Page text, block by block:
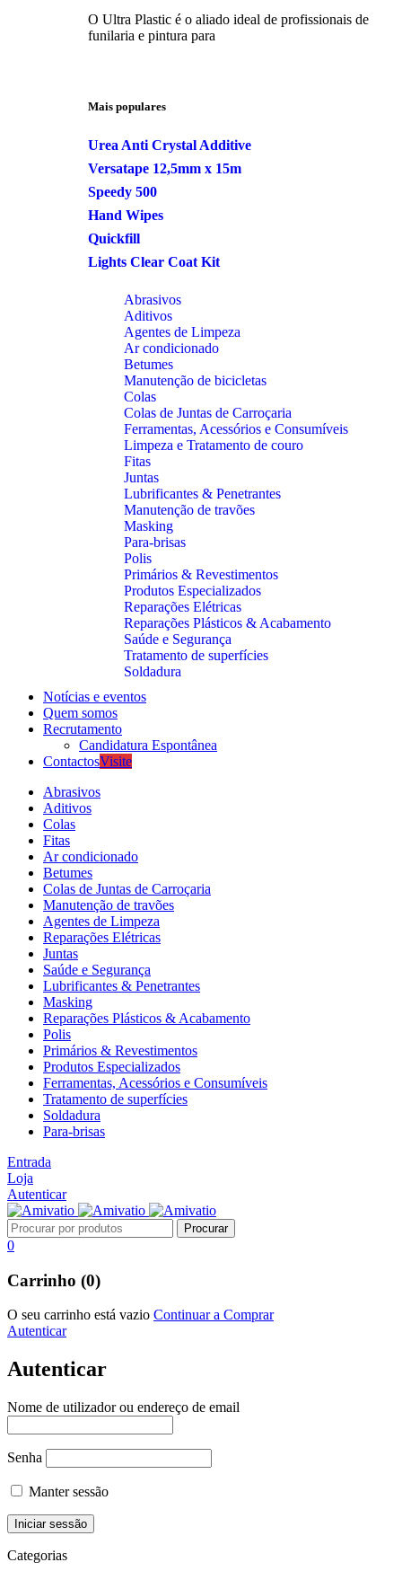
O Ultra Plastic é o aliado ideal de profissionais de
funilaria e pintura para
Mais populares
Urea Anti Crystal Additive
Versatape 12,5mm x 15m
Speedy 500
Hand Wipes
Quickfill
Lights Clear Coat Kit
Abrasivos
Aditivos
Agentes de Limpeza
Ar condicionado
Betumes
Manutenção de bicicletas
Colas
Colas de Juntas de Carroçaria
Ferramentas, Acessórios e Consumíveis
Limpeza e Tratamento de couro
Fitas
Juntas
Lubrificantes & Penetrantes
Manutenção de travões
Masking
Para-brisas
Polis
Primários & Revestimentos
Produtos Especializados
Reparações Elétricas
Reparações Plásticos & Acabamento
Saúde e Segurança
Tratamento de superfícies
Soldadura
Notícias e eventos
Quem somos
Recrutamento
Candidatura Espontânea
ContactosVisite
Abrasivos
Aditivos
Colas
Fitas
Ar condicionado
Betumes
Colas de Juntas de Carroçaria
Manutenção de travões
Agentes de Limpeza
Reparações Elétricas
Juntas
Saúde e Segurança
Lubrificantes & Penetrantes
Masking
Reparações Plásticos & Acabamento
Polis
Primários & Revestimentos
Produtos Especializados
Ferramentas, Acessórios e Consumíveis
Tratamento de superfícies
Soldadura
Para-brisas
Entrada
Loja
Autenticar
0
Carrinho (0)
O seu carrinho está vazio Continuar a Comprar
Autenticar
Autenticar
Nome de utilizador ou endereço de email
Senha
Manter sessão
Categorias